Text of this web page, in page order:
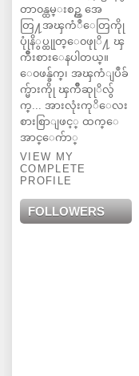
တာ၀န္ထမ္းစဥ္က အေ
တြ႔အၾကံဳေတြကိုု
ပုုံနိွပ္ထုုတ္ေ၀ဖုုိ႔ ၾ
ကိဳးစားေနပါတယ္။
ေ၀ဖန္ခ်က္၊ အၾကံျပဳခ်
က္မ်ားကိုု ၾကိဳဆုုိလ်ွ
က္... အားလုံးကုိေလး
စားစြာျဖင့္ ထက္ေ
အာင္ေက်ာ္
VIEW MY
COMPLETE
PROFILE
FOLLOWERS